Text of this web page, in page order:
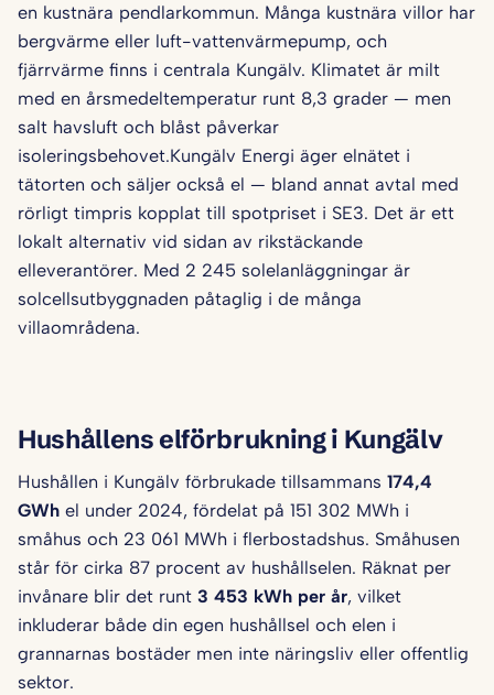
en kustnära pendlarkommun. Många kustnära villor har
bergvärme eller luft-vatten­värmepump, och
fjärrvärme finns i centrala Kungälv. Klimatet är milt
med en årsmedel­temperatur runt 8,3 grader — men
salt havsluft och blåst påverkar
isoleringsbehovet.Kungälv Energi äger elnätet i
tätorten och säljer också el — bland annat avtal med
rörligt timpris kopplat till spotpriset i SE3. Det är ett
lokalt alternativ vid sidan av rikstäckande
elleverantörer. Med 2 245 solel­anläggningar är
solcellsutbyggnaden påtaglig i de många
villaområdena.
Hushållens elförbrukning i Kungälv
Hushållen i Kungälv förbrukade tillsammans 174,4
GWh el under 2024, fördelat på 151 302 MWh i
småhus och 23 061 MWh i flerbostadshus. Småhusen
står för cirka 87 procent av hushållselen. Räknat per
invånare blir det runt 3 453 kWh per år, vilket
inkluderar både din egen hushållsel och elen i
grannarnas bostäder men inte näringsliv eller offentlig
sektor.